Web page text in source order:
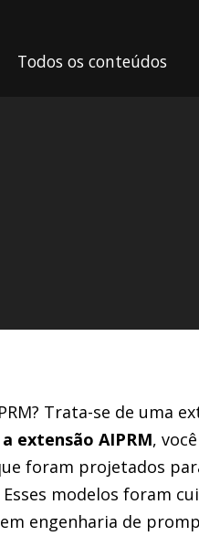
Todos os conteúdos
Trata-se de uma
extensão AIPRM,
foram projetados
Esses modelos foram
engenharia de